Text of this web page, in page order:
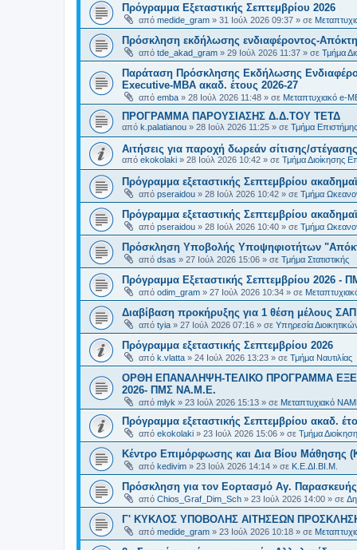
Πρόγραμμα Εξεταστικής Σεπτεμβρίου 2026
από medide_gram » 31 Ιούλ 2026 09:37 » σε
Πρόσκληση εκδήλωσης ενδιαφέροντος-
από tde_akad_gram » 29 Ιούλ 2026 11:37 » σε Τμήμα
Παράταση Πρόσκλησης Εκδήλωσης
Executive-MBΑ ακαδ. έτους 2026-27
από emba » 28 Ιούλ 2026 11:48 » σε Μεταπτυχιακό e-
ΠΡΟΓΡΑΜΜΑ ΠΑΡΟΥΣΙΑΣΗΣ Δ.Δ.ΤΟΥ ΤΕΤΔ
από k.palatianou » 28 Ιούλ 2026 11:25 » σε Τμήμα
Αιτήσεις για παροχή δωρεάν σίτισης/
από ekokolaki » 28 Ιούλ 2026 10:42 » σε Τμήμα Διοίκησης
Πρόγραμμα εξεταστικής Σεπτεμβρίου
από pseraidou » 28 Ιούλ 2026 10:42 » σε Τμήμα
Πρόγραμμα εξεταστικής Σεπτεμβρίου
από pseraidou » 28 Ιούλ 2026 10:40 » σε Τμήμα
Πρόσκληση Υποβολής Υποψηφιοτήτων
από dsas » 27 Ιούλ 2026 15:06 » σε Τμήμα Στατιστικής
Πρόγραμμα Εξεταστικής Σεπτεμβρίου 2026 -
από odim_gram » 27 Ιούλ 2026 10:34 » σε
Διαβίβαση προκήρυξης για 1 θέση μέλους
από tyia » 27 Ιούλ 2026 07:16 » σε Υπηρεσία
Πρόγραμμα εξεταστικής Σεπτεμβρίου 2026
από k.vlatta » 24 Ιούλ 2026 13:23 » σε Τμήμα Ναυτιλίας
ΟΡΘΗ ΕΠΑΝΑΛΗΨΗ-ΤΕΛΙΚΟ ΠΡΟΓΡΑΜΜΑ
2026- ΠΜΣ ΝΑ.Μ.Ε.
από mlyk » 23 Ιούλ 2026 15:13 » σε Μεταπτυχιακό
Πρόγραμμα εξεταστικής Σεπτεμβρίου ακαδ.
από ekokolaki » 23 Ιούλ 2026 15:06 » σε Τμήμα
Κέντρο Επιμόρφωσης και Δια Βίου Μάθησης
από kedivim » 23 Ιούλ 2026 14:14 » σε Κ.Ε.ΔΙ.ΒΙ.Μ.
Πρόσκληση για τον Εορτασμό Αγ.
από Chios_Graf_Dim_Sch » 23 Ιούλ 2026 14:00 » σε
Γ' ΚΥΚΛΟΣ ΥΠΟΒΟΛΗΣ ΑΙΤΗΣΕΩΝ
από medide_gram » 23 Ιούλ 2026 10:18 » σε